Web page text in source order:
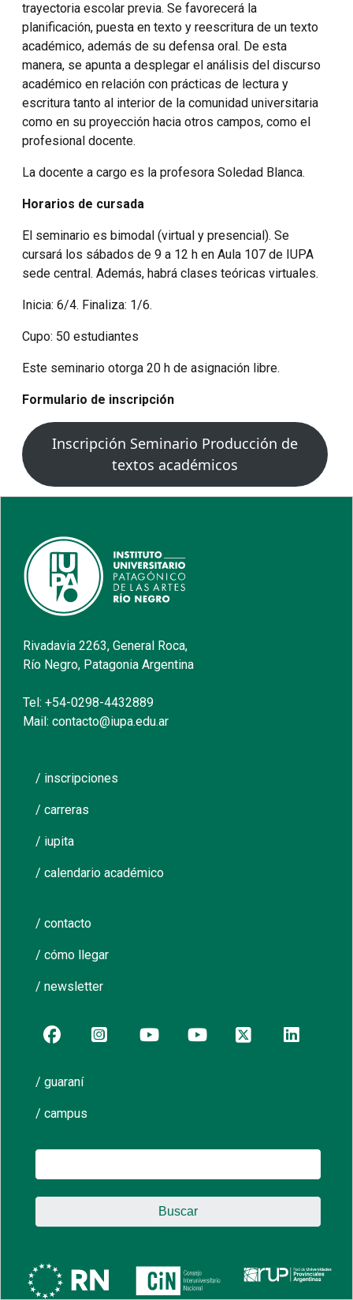
trayectoria escolar previa. Se favorecerá la
planificación, puesta en texto y reescritura de un texto
académico, además de su defensa oral. De esta
manera, se apunta a desplegar el análisis del discurso
académico en relación con prácticas de lectura y
escritura tanto al interior de la comunidad universitaria
como en su proyección hacia otros campos, como el
profesional docente.
La docente a cargo es la profesora Soledad Blanca.
Horarios de cursada
El seminario es bimodal (virtual y presencial). Se
cursará los sábados de 9 a 12 h en Aula 107 de IUPA
sede central. Además, habrá clases teóricas virtuales.
Inicia: 6/4. Finaliza: 1/6.
Cupo: 50 estudiantes
Este seminario otorga 20 h de asignación libre.
Formulario de inscripción
Inscripción Seminario Producción de
textos académicos
Rivadavia 2263, General Roca,
Río Negro, Patagonia Argentina
Tel: +54-0298-4432889
Mail: contacto@iupa.edu.ar
/ inscripciones
/ carreras
/ iupita
/ calendario académico
/ contacto
/ cómo llegar
/ newsletter
/ guaraní
/ campus
Buscar: